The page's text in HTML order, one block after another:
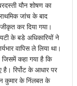
यौन शोषण का
जांच के बाद
कर दिया गया।
के बडे अधिकारियों ने
वापिस ले लिया था।
जिसमें कहा गया है कि
है। रिर्पोट के आधार पर
कुमार के निंलबत के